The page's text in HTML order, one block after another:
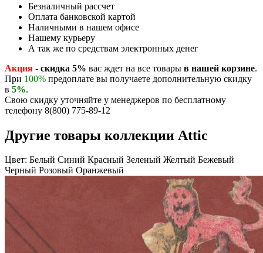
Безналичный рассчет
Оплата банковской картой
Наличными в нашем офисе
Нашему курьеру
А так же по средствам электронных денег
Акция - скидка 5% вас ждет на все товары в нашей корзине.
При 100% предоплате вы получаете дополнительную скидку
в 5%.
Свою скидку уточняйте у менеджеров по бесплатному
телефону 8(800) 775-89-12
Другие товары коллекции Attic
Цвет: Белый Синий Красный Зеленый Желтый Бежевый
Черный Розовый Оранжевый